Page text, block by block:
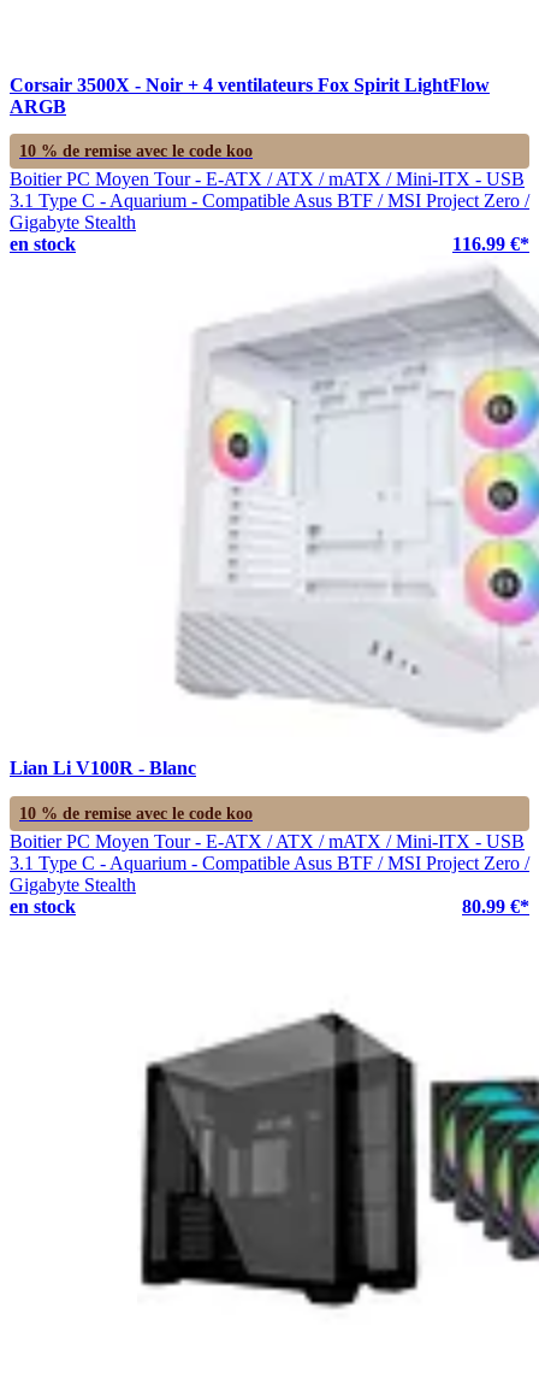
Corsair 3500X - Noir + 4 ventilateurs Fox Spirit LightFlow
ARGB
10 % de remise avec le code koo
Boitier PC Moyen Tour - E-ATX / ATX / mATX / Mini-ITX - USB
3.1 Type C - Aquarium - Compatible Asus BTF / MSI Project Zero /
Gigabyte Stealth
en stock
116.99 €*
Lian Li V100R - Blanc
10 % de remise avec le code koo
Boitier PC Moyen Tour - E-ATX / ATX / mATX / Mini-ITX - USB
3.1 Type C - Aquarium - Compatible Asus BTF / MSI Project Zero /
Gigabyte Stealth
en stock
80.99 €*